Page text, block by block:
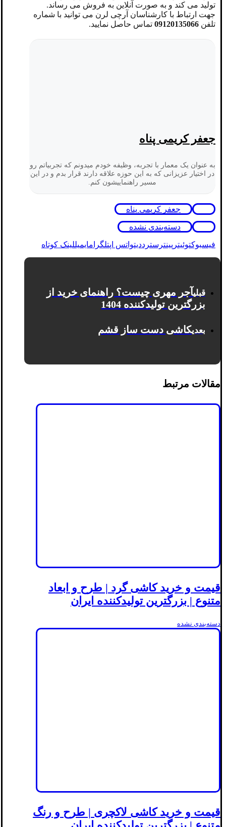
تولید می کند و به صورت آنلاین به فروش می رساند.
جهت ارتباط با کارشناسان آرچی لرن می توانید با شماره
تلفن 09120135066 تماس حاصل نمایید.
جعفر کریمی پناه
به عنوان یک معمار با تجربه، وظیفه خودم میدونم که تجربیاتم رو
در اختیار عزیزانی که به این حوزه علاقه دارند قرار بدم و در این
مسیر راهنماییشون کنم.
جعفر کریمی پناه
دسته‌بندی نشده
فیسبوکتوئیتر پینترسترددیتواتس اپتلگرامایمیللینک کوتاه
قبلیآجر مهری چیست؟ راهنمای خرید از
بزرگترین تولیدکننده 1404
بعدیکاشی دست ساز قشم
مقالات مرتبط
قیمت و خرید کاشی گرد | طرح و ابعاد
متنوع | بزرگترین تولیدکننده ایران
دسته‌بندی نشده
قیمت و خرید کاشی لاکچری | طرح و رنگ